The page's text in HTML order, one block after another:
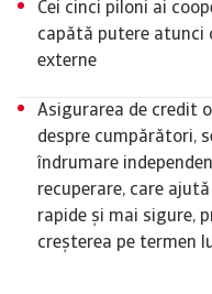
Cei cinci piloni ai
capătă putere
externe
Asigurarea de credit
despre cumpărători,
îndrumare
recuperare, care
rapide și mai sigure,
creșterea pe termen